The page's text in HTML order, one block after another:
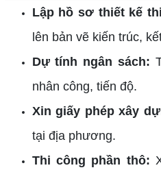
Lập hồ sơ thiết kế
lên bản vẽ kiến trúc,
Dự tính ngân sách:
nhân công, tiến độ.
Xin giấy phép xây
tại địa phương.
Thi công phần thô: